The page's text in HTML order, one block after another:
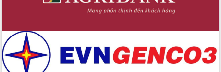
nhanh tiến độ các dự án trọng điểm
trong Khu kinh tế Nam Phú Yên
Hòn Yến phát triển du lịch gắn với bảo
tồn biển